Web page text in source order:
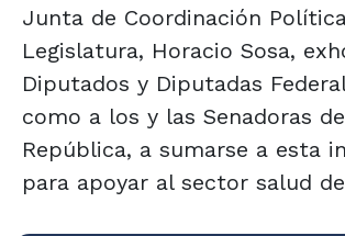
Junta de Coordinación
Legislatura, Horacio Sosa,
Diputados y Diputadas
como a los y las Senadoras
República, a sumarse a esta
para apoyar al sector salud